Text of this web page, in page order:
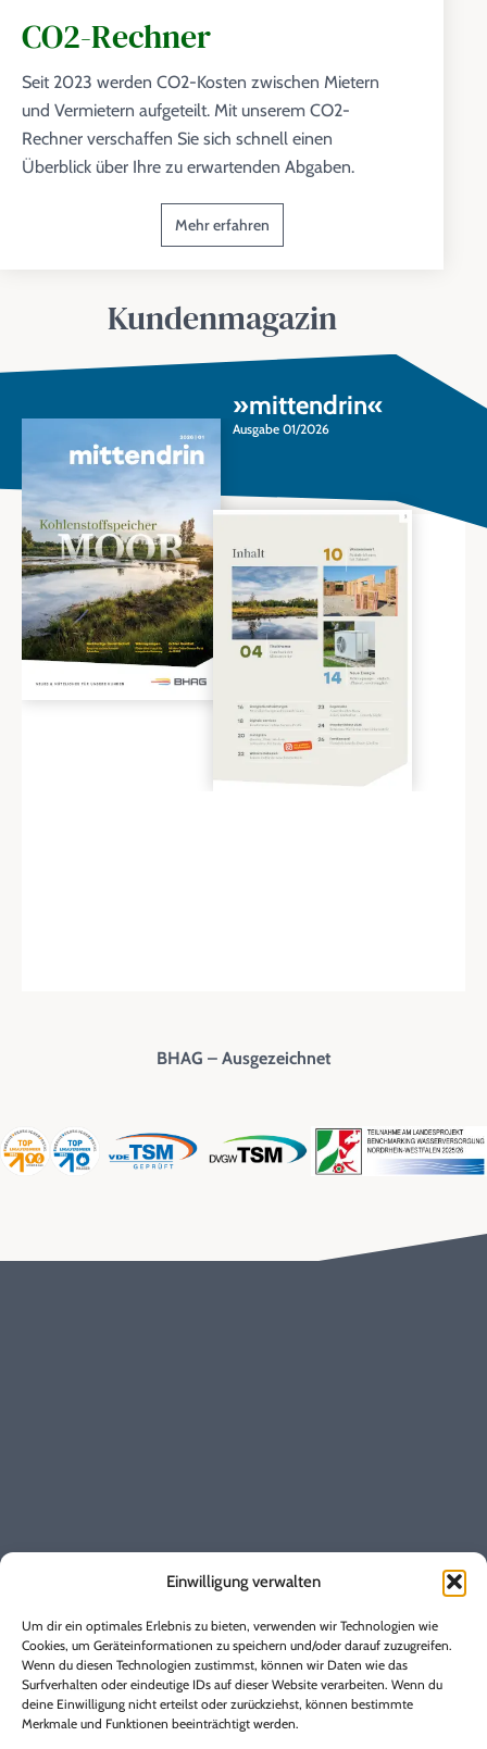
Einwilligung verwalten
Um dir ein optimales Erlebnis zu bieten, verwenden wir Technologien wie
Cookies, um Geräteinformationen zu speichern und/oder darauf zuzugreifen.
Wenn du diesen Technologien zustimmst, können wir Daten wie das
Surfverhalten oder eindeutige IDs auf dieser Website verarbeiten. Wenn du
deine Einwilligung nicht erteilst oder zurückziehst, können bestimmte
Merkmale und Funktionen beeinträchtigt werden.
CO2-Rechner
Seit 2023 werden CO2-Kosten zwischen Mietern
und Vermietern aufgeteilt. Mit unserem CO2-
Rechner verschaffen Sie sich schnell einen
Überblick über Ihre zu erwartenden Abgaben.
Mehr erfahren
Kundenmagazin
»mittendrin«
Ausgabe 01/2026
BHAG – Ausgezeichnet
Vertrag kündigen
Vertrag widerrufen
Marktkommunikation
Regulierungsmanagement
Genderhinweis
Über uns